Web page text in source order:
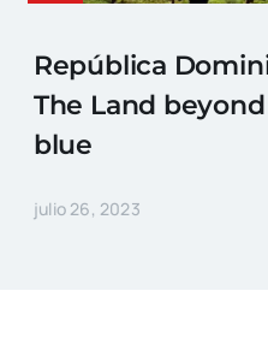
República
The Land
blue
julio 26, 2023